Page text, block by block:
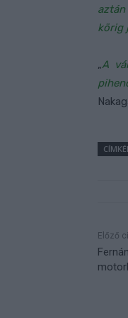
körig
„A
Előző